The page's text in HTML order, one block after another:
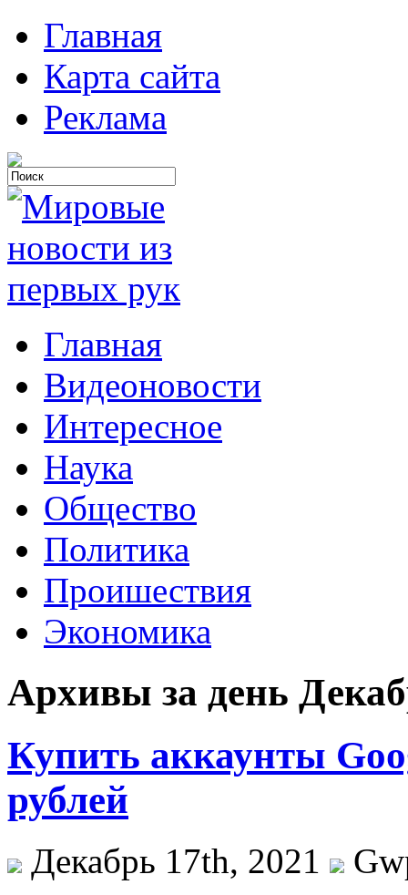
Главная
Карта сайта
Реклама
Главная
Видеоновости
Интересное
Наука
Общество
Политика
Проишествия
Экономика
Архивы за день
Купить аккаунты
рублей
Декабрь 17th, 2021